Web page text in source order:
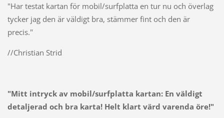
"Har testat kartan för mobil/surfplatta en tur nu och överlag
tycker jag den är väldigt bra, stämmer fint och den är
precis."
//Christian Strid
"Mitt intryck av mobil/surfplatta kartan: En väldigt
detaljerad och bra karta! Helt klart värd varenda öre!"